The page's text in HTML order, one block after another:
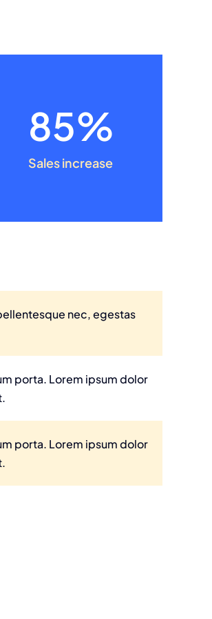
85%
Sales increase
nec, egestas
porta. Lorem ipsum dolor
porta. Lorem ipsum dolor